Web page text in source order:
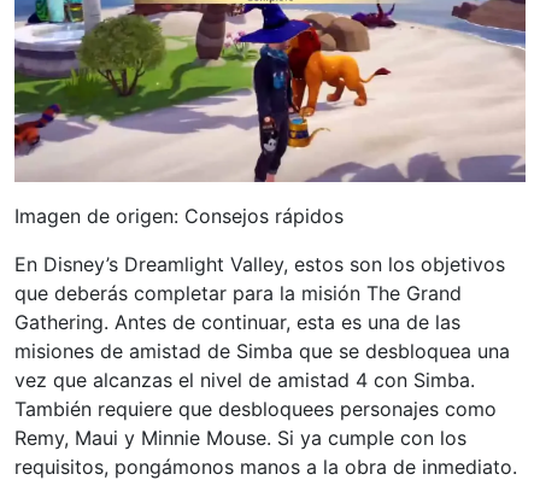
Imagen de origen: Consejos rápidos
En Disney’s Dreamlight Valley, estos son los objetivos
que deberás completar para la misión The Grand
Gathering. Antes de continuar, esta es una de las
misiones de amistad de Simba que se desbloquea una
vez que alcanzas el nivel de amistad 4 con Simba.
También requiere que desbloquees personajes como
Remy, Maui y Minnie Mouse. Si ya cumple con los
requisitos, pongámonos manos a la obra de inmediato.